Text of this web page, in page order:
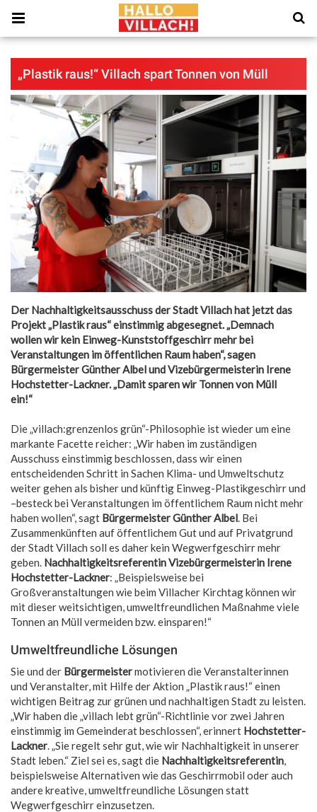
„Plastik raus!“ Villach spart Tonnen von Müll
Der Nachhaltigkeitsausschuss der Stadt Villach hat jetzt das
Projekt „Plastik raus“ einstimmig abgesegnet. „Demnach
wollen wir kein Einweg-Kunststoffgeschirr mehr bei
Veranstaltungen im öffentlichen Raum haben“, sagen
Bürgermeister Günther Albel und Vizebürgermeisterin Irene
Hochstetter-Lackner. „Damit sparen wir Tonnen von Müll
ein!“
Die „villach:grenzenlos grün“-Philosophie ist wieder um eine
markante Facette reicher: „Wir haben im zuständigen
Ausschuss einstimmig beschlossen, dass wir einen
entscheidenden Schritt in Sachen Klima- und Umweltschutz
weiter gehen als bisher und künftig Einweg-Plastikgeschirr und
–besteck bei Veranstaltungen im öffentlichem Raum nicht mehr
haben wollen“, sagt Bürgermeister Günther Albel. Bei
Zusammenkünften auf öffentlichem Gut und auf Privatgrund
der Stadt Villach soll es daher kein Wegwerfgeschirr mehr
geben. Nachhaltigkeitsreferentin Vizebürgermeisterin Irene
Hochstetter-Lackner: „Beispielsweise bei
Großveranstaltungen wie beim Villacher Kirchtag können wir
mit dieser weitsichtigen, umweltfreundlichen Maßnahme viele
Tonnen an Müll vermeiden bzw. einsparen!“
Umweltfreundliche Lösungen
Sie und der Bürgermeistermotivieren die Veranstalterinnen
und Veranstalter, mit Hilfe der Aktion „Plastik raus!“ einen
wichtigen Beitrag zur grünen und nachhaltigen Stadt zu leisten.
„Wir haben die „villach lebt grün“-Richtlinie vor zwei Jahren
einstimmig im Gemeinderat beschlossen“, erinnert Hochstetter-
Lackner. „Sie regelt sehr gut, wie wir Nachhaltigkeit in unserer
Stadt leben.“ Ziel sei es, sagt die Nachhaltigkeitsreferentin,
beispielsweise Alternativen wie das Geschirrmobil oder auch
andere kreative, umweltfreundliche Lösungen statt
Wegwerfgeschirr einzusetzen.